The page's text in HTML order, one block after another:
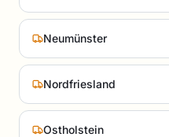
Neumünster
Nordfriesland
Ostholstein